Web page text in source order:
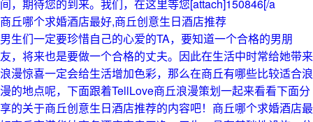
间，期待您的到来。我们，在这里等您[attach]150846[/a
商丘哪个求婚酒店最好,商丘创意生日酒店推荐
男生们一定要珍惜自己的心爱的TA，要知道一个合格的男朋
友，将来也是要做一个合格的丈夫。因此在生活中时常给她带来
浪漫惊喜一定会给生活增加色彩，那么在商丘有哪些比较适合浪
漫的地点呢，下面跟着TellLove商丘浪漫策划一起来看看下面分
享的关于商丘创意生日酒店推荐的内容吧！商丘哪个求婚酒店最